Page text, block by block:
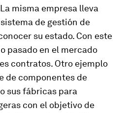
misma empresa lleva
de gestión de
su estado. Con este
pasado en el mercado
contratos. Otro ejemplo
de componentes de
sus fábricas para
con el objetivo de